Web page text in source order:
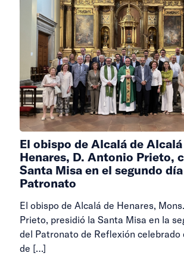
El obispo de Alcalá de
Henares, D. Antonio Prieto,
Santa Misa en el segundo
Patronato
El obispo de Alcalá de Henares,
Prieto, presidió la Santa Misa en la
del Patronato de Reflexión celebrado
de […]